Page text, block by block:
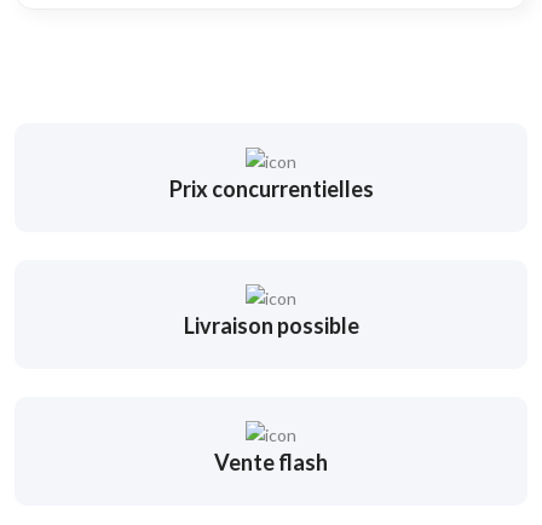
Prix concurrentielles
Livraison possible
Vente flash